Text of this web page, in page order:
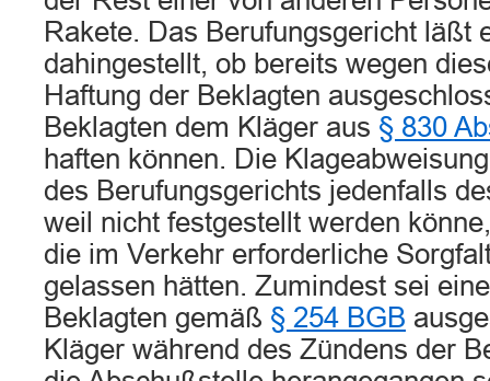
Rakete. Das Berufungsgericht läßt
dahingestellt, ob bereits wegen
Haftung der Beklagten
Beklagten dem Kläger aus § 830
haften können. Die
des Berufungsgerichts jedenfalls
weil nicht festgestellt werden
die im Verkehr erforderliche
gelassen hätten. Zumindest sei
Beklagten gemäß § 254 BGB
Kläger während des Zündens der